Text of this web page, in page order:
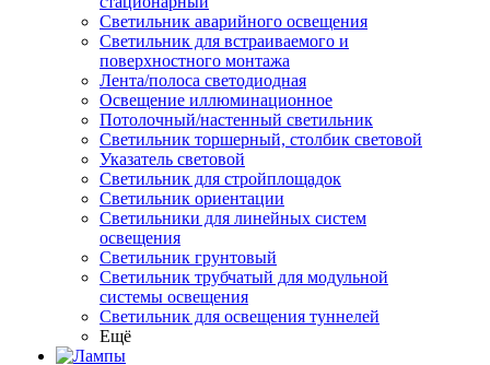
Светильник аварийного освещения
Светильник для встраиваемого и
поверхностного монтажа
Лента/полоса светодиодная
Освещение иллюминационное
Потолочный/настенный светильник
Светильник торшерный, столбик световой
Указатель световой
Светильник для стройплощадок
Светильник ориентации
Светильники для линейных систем
освещения
Светильник грунтовый
Светильник трубчатый для модульной
системы освещения
Светильник для освещения туннелей
Ещё